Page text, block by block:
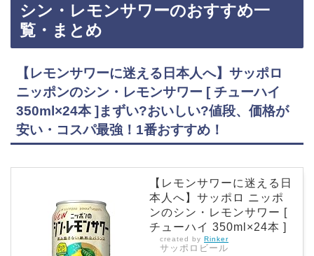
シン・レモンサワーのおすすめ一
覧・まとめ
【レモンサワーに迷える日本人へ】サッポロ
ニッポンのシン・レモンサワー [ チューハイ
350ml×24本 ]まずい?おいしい?値段、価格が
安い・コスパ最強！1番おすすめ！
【レモンサワーに迷える日
本人へ】サッポロ ニッポ
ンのシン・レモンサワー [
チューハイ 350ml×24本 ]
created by Rinker
サッポロビール